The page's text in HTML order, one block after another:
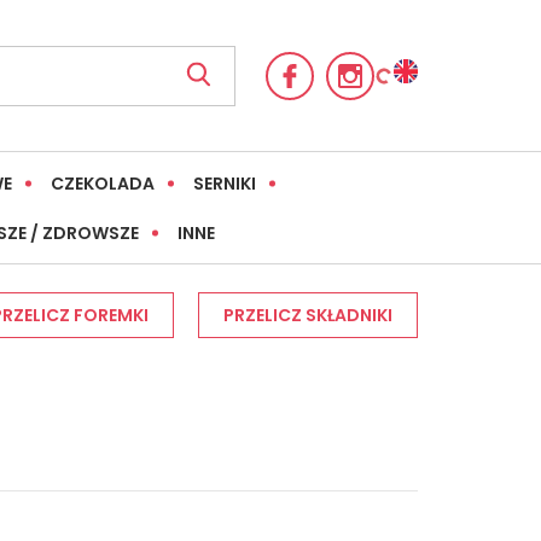
CZEKOLADA SERNIKI
/ ZDROWSZE INNE
FOREMKI PRZELICZ SKŁADNIKI